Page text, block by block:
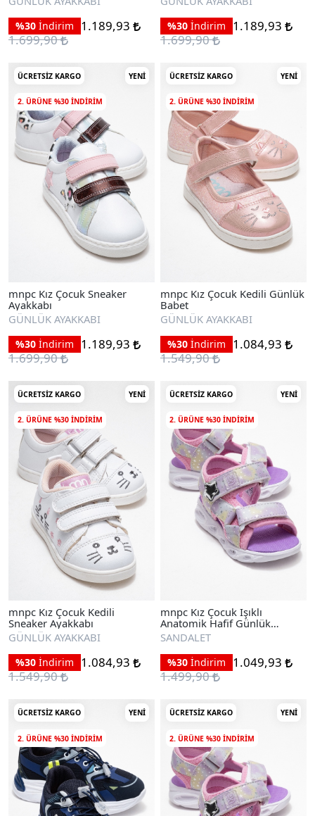
%30 İndirim
1.189,93
1.699,90
%30 İndirim
1.189,93
1.699,90
ÜCRETSIZ KARGO YENI
2. ÜRÜNE %30 INDIRIM
mnpc Kız Çocuk Sneaker
Ayakkabı
GÜNLÜK AYAKKABI
%30 İndirim
1.189,93
1.699,90
ÜCRETSIZ KARGO YENI
2. ÜRÜNE %30 INDIRIM
mnpc Kız Çocuk Kedili Günlük
Babet
GÜNLÜK AYAKKABI
%30 İndirim
1.084,93
1.549,90
ÜCRETSIZ KARGO YENI
2. ÜRÜNE %30 INDIRIM
mnpc Kız Çocuk Kedili
Sneaker Ayakkabı
GÜNLÜK AYAKKABI
%30 İndirim
1.084,93
1.549,90
ÜCRETSIZ KARGO YENI
2. ÜRÜNE %30 INDIRIM
mnpc Kız Çocuk Işıklı
Anatomik Hafif Günlük
Sandalet
SANDALET
%30 İndirim
1.049,93
1.499,90
ÜCRETSIZ KARGO YENI
2. ÜRÜNE %30 INDIRIM
ÜCRETSIZ KARGO YENI
2. ÜRÜNE %30 INDIRIM